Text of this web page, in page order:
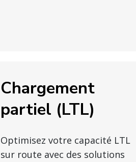
Chargement
partiel (LTL)
Optimisez votre capacité LTL
sur route avec des solutions